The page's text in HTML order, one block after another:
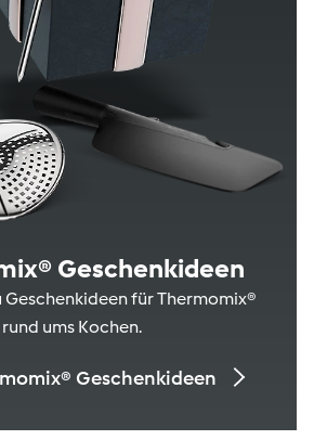
Geschenkideen
Geschenkideen für Thermomix®
rund ums Kochen.
Geschenkideen